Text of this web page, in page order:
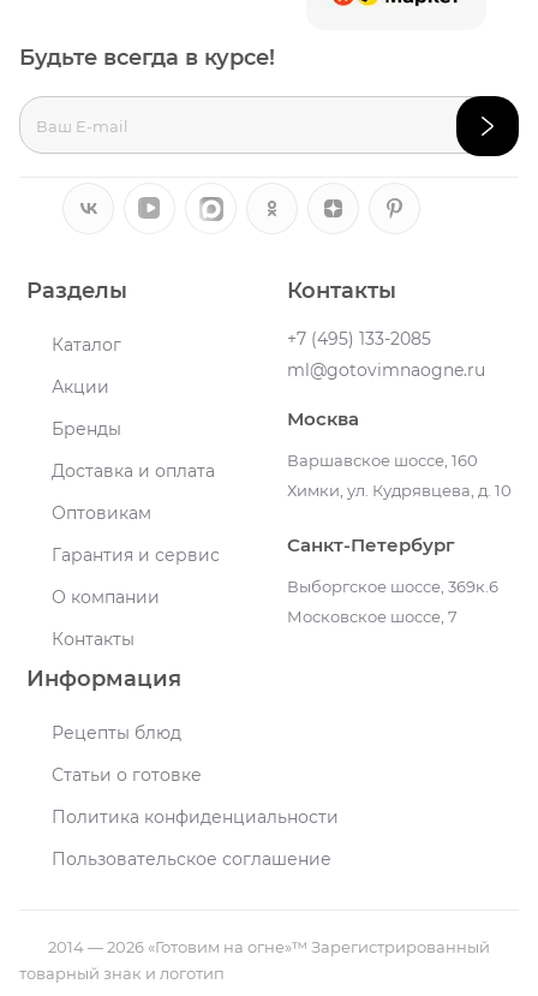
Разделы
Каталог
Акции
Бренды
Доставка и оплата
Оптовикам
Гарантия и сервис
О компании
Контакты
Информация
Рецепты блюд
Статьи о готовке
Политика конфиденциальности
Пользовательское соглашение
Контакты
+7 (495) 133-2085
ml@gotovimnaogne.ru
Москва
Варшавское шоссе, 160
Химки, ул. Кудрявцева, д. 10
Санкт-Петербург
Выборгское шоссе, 369к.6
Московское шоссе, 7
Будьте всегда в курсе!
2014 — 2026 «Готовим на огне»™ Зарегистрированный
товарный знак и логотип